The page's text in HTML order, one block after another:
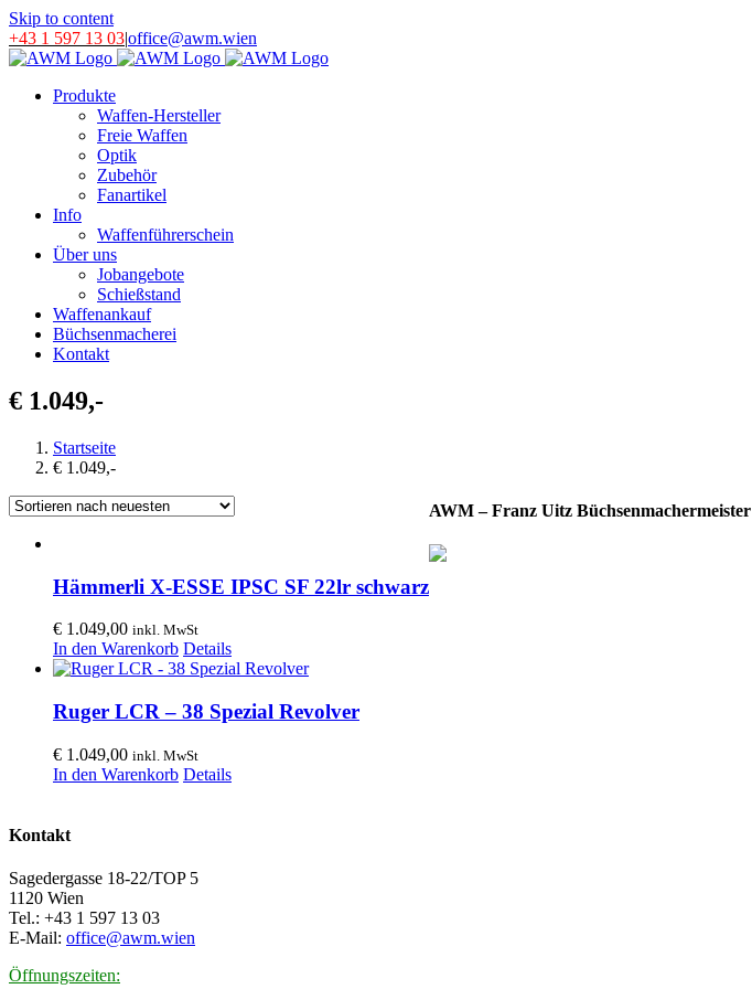
Skip to content
+43 1 597 13 03|office@awm.wien
Produkte
Waffen-Hersteller
Freie Waffen
Optik
Zubehör
Fanartikel
Info
Waffenführerschein
Über uns
Jobangebote
Schießstand
Waffenankauf
Büchsenmacherei
Kontakt
€ 1.049,-
Startseite
€ 1.049,-
Hämmerli X-ESSE IPSC SF 22lr schwarz
€ 1.049,00 inkl. MwSt
In den Warenkorb Details
Ruger LCR – 38 Spezial Revolver
€ 1.049,00 inkl. MwSt
In den Warenkorb Details
AWM – Franz Uitz Büchsenmachermeister
Kontakt
Sagedergasse 18-22/TOP 5
1120 Wien
Tel.: +43 1 597 13 03
E-Mail: office@awm.wien
Öffnungszeiten: